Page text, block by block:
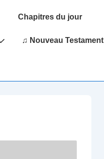
Chapitres du jour
♫ Nouveau Testament